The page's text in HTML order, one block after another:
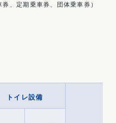
、定期乗車券、団体乗車券）
トイレ設備